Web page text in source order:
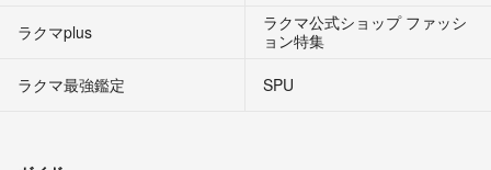
ラクマplus
ラクマ公式ショップ ファッシ
ョン特集
ラクマ最強鑑定
SPU